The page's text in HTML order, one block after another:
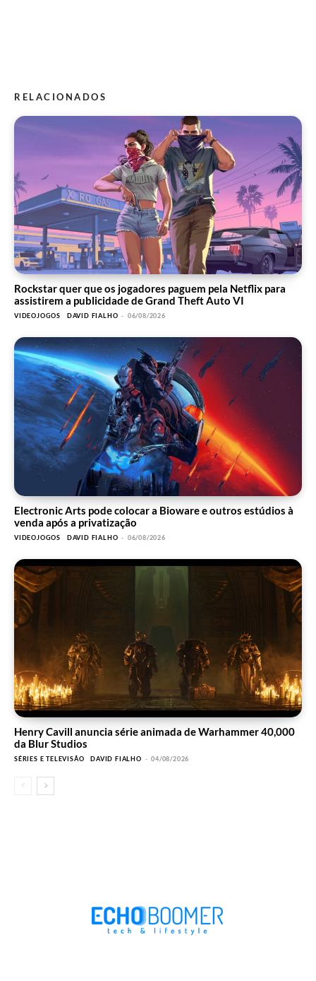
RELACIONADOS
Rockstar quer que os jogadores paguem pela Netflix para
assistirem a publicidade de Grand Theft Auto VI
VIDEOJOGOS DAVID FIALHO - 06/08/2026
Electronic Arts pode colocar a Bioware e outros estúdios à
venda após a privatização
VIDEOJOGOS DAVID FIALHO - 06/08/2026
Henry Cavill anuncia série animada de Warhammer 40,000
da Blur Studios
SÉRIES E TELEVISÃO DAVID FIALHO - 04/08/2026